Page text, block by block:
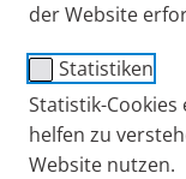
der Website
Statistiken
Statistik-
helfen zu
Website nutzen.